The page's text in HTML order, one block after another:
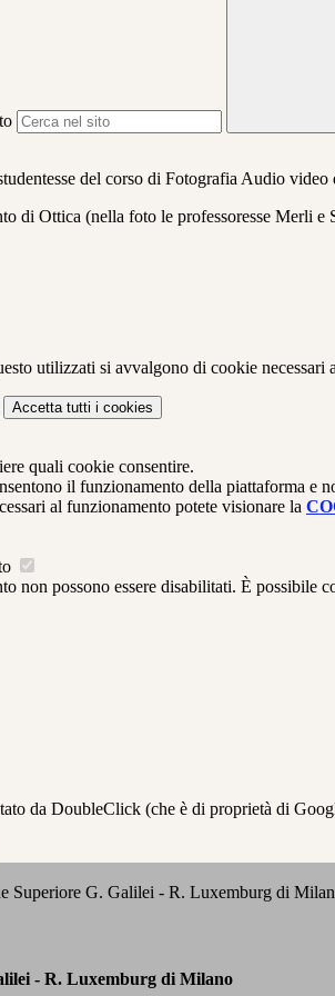
del corso di Fotografia Audio
di Ottica (nella foto le professoresse Merli
utilizzati si avvalgono di cookie
Accetta tutti i cookies
quali cookie consentire.
il funzionamento della piattaforma e
al funzionamento potete visionare la
non possono essere disabilitati. È possibile
da DoubleClick (che è di proprietà di
Superiore G. Galilei - R. Luxemburg di
- R. Luxemburg di Milano